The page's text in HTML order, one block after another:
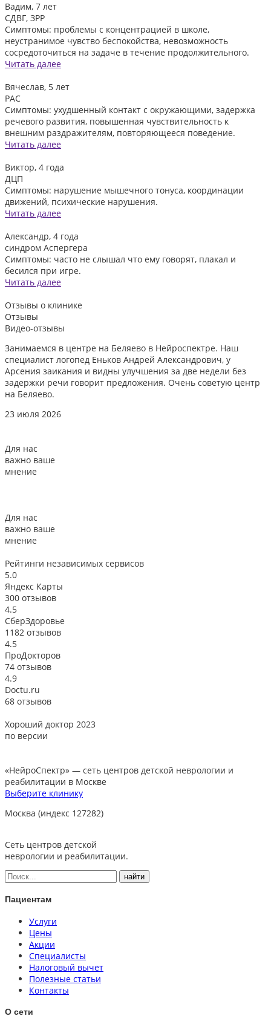
Вадим, 7 лет
СДВГ, ЗРР
Симптомы: проблемы с концентрацией в школе,
неустранимое чувство беспокойства, невозможность
сосредоточиться на задаче в течение продолжительного.
Читать далее
Вячеслав, 5 лет
РАС
Симптомы: ухудшенный контакт с окружающими, задержка
речевого развития, повышенная чувствительность к
внешним раздражителям, повторяющееся поведение.
Читать далее
Виктор, 4 года
ДЦП
Симптомы: нарушение мышечного тонуса, координации
движений, психические нарушения.
Читать далее
Александр, 4 года
синдром Аспергера
Симптомы: часто не слышал что ему говорят, плакал и
бесился при игре.
Читать далее
Отзывы о клинике
Отзывы
Видео-отзывы
Занимаемся в центре на Беляево в Нейроспектре. Наш
специалист логопед Еньков Андрей Александрович, у
Арсения заикания и видны улучшения за две недели без
задержки речи говорит предложения. Очень советую центр
на Беляево.
23 июля 2026
Для нас
важно ваше
мнение
Для нас
важно ваше
мнение
Рейтинги независимых сервисов
5.0
Яндекс Карты
300 отзывов
4.5
СберЗдоровье
1182 отзывов
4.5
ПроДокторов
74 отзывов
4.9
Doctu.ru
68 отзывов
Хороший доктор 2023
по версии
«НейроСпектр» — сеть центров детской неврологии и
реабилитации в Москве
Выберите клинику
Москва (индекс 127282)
Сеть центров детской
неврологии и реабилитации.
Пациентам
Услуги
Цены
Акции
Специалисты
Налоговый вычет
Полезные статьи
Контакты
О сети